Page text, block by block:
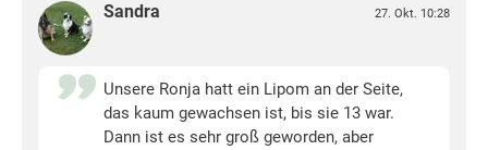
Sandra 27. Okt. 10:28
Unsere Ronja hatt ein Lipom an der Seite,
das kaum gewachsen ist, bis sie 13 war.
Dann ist es sehr groß geworden, aber